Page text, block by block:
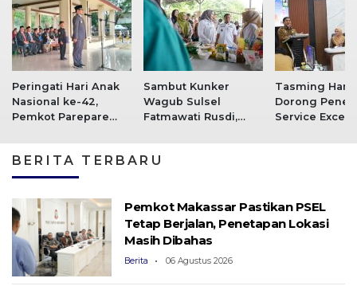
Peringati Hari Anak
Nasional ke-42,
Pemkot Parepare
Sambut Kunker
Wagub Sulsel
Fatmawati Rusdi,
Percepat Penurunan
Tasming
Dorong
Service
BERITA TERBARU
Pemkot Makassar Pastikan PSEL
Tetap Berjalan, Penetapan Lokasi
Masih Dibahas
Berita 06 Agustus 2026